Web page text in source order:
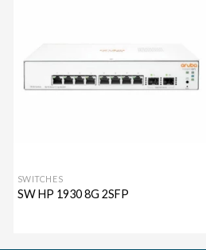
SWITCHES
SW HP 1930 8G 2SFP